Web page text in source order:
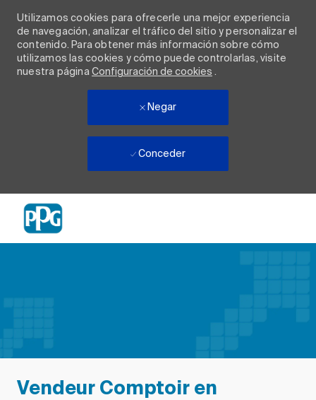
Utilizamos cookies para ofrecerle una mejor experiencia
de navegación, analizar el tráfico del sitio y personalizar el
contenido. Para obtener más información sobre cómo
utilizamos las cookies y cómo puede controlarlas, visite
nuestra página Configuración de cookies .
Negar
Conceder
Vendeur Comptoir en